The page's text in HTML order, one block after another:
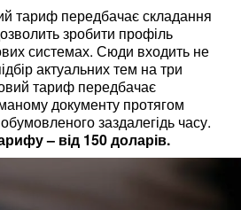
тариф передбачає складання
зробити профіль
системах. Сюди входить не
актуальних тем на три
тариф передбачає
документу протягом
заздалегідь часу.
– від 150 доларів.